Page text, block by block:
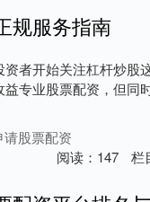
规服务指南
者开始关注杠杆炒股
专业股票配资，但同
股票配资
阅读： 147 栏